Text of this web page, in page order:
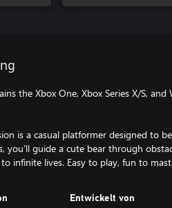
the Xbox One, Xbox Series X/S, and
is a casual platformer designed to
you’ll guide a cute bear through
infinite lives. Easy to play, fun to
Entwickelt von